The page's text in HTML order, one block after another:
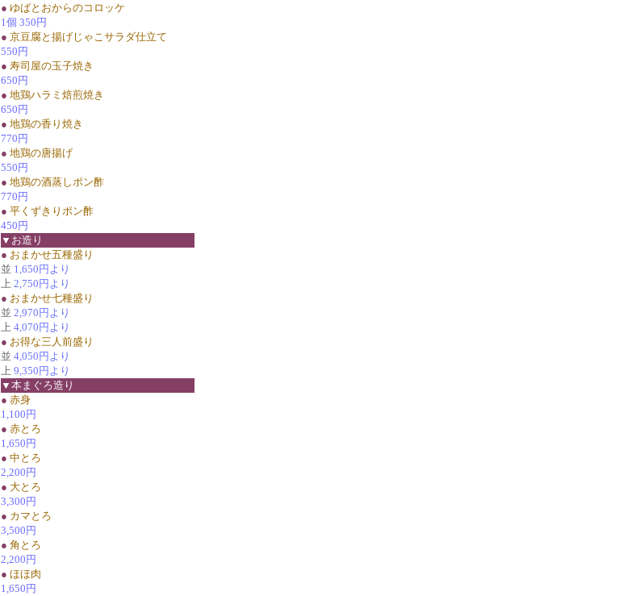
● ゆばとおからのコロッケ
1個 350円
● 京豆腐と揚げじゃこサラダ仕立て
550円
● 寿司屋の玉子焼き
650円
● 地鶏ハラミ焙煎焼き
650円
● 地鶏の香り焼き
770円
● 地鶏の唐揚げ
550円
● 地鶏の酒蒸しポン酢
770円
● 平くずきりポン酢
450円
▼お造り
● おまかせ五種盛り
並 1,650円より
上 2,750円より
● おまかせ七種盛り
並 2,970円より
上 4,070円より
● お得な三人前盛り
並 4,050円より
上 9,350円より
▼本まぐろ造り
● 赤身
1,100円
● 赤とろ
1,650円
● 中とろ
2,200円
● 大とろ
3,300円
● カマとろ
3,500円
● 角とろ
2,200円
● ほほ肉
1,650円